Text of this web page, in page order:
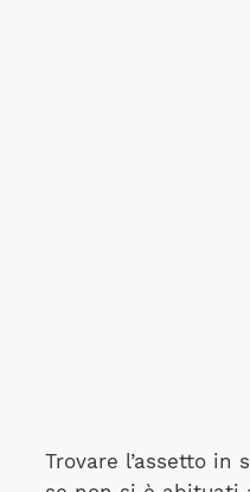
Trovare l’assetto in